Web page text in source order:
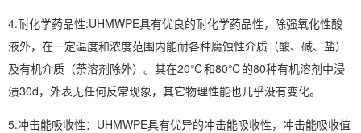
4.耐化学药品性:UHMWPE具有优良的耐化学药品性，除强氧化性酸
液外，在一定温度和浓度范围内能耐各种腐蚀性介质（酸、碱、盐）
及有机介质（荼溶剂除外）。其在20℃和80℃的80种有机溶剂中浸
渍30d，外表无任何反常现象，其它物理性能也几乎没有变化。
5.冲击能吸收性：UHMWPE具有优异的冲击能吸收性，冲击能吸收值